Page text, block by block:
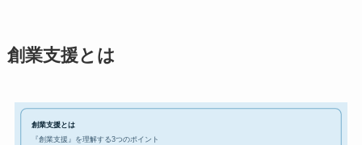
創業支援とは
創業支援とは
『創業支援』を理解する3つのポイント